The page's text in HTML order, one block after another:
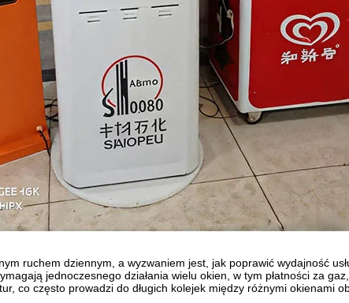
ruchem dziennym, a wyzwaniem jest, jak poprawić wydajność
jednoczesnego działania wielu okien, w tym płatności za gaz,
co często prowadzi do długich kolejek między różnymi okienami